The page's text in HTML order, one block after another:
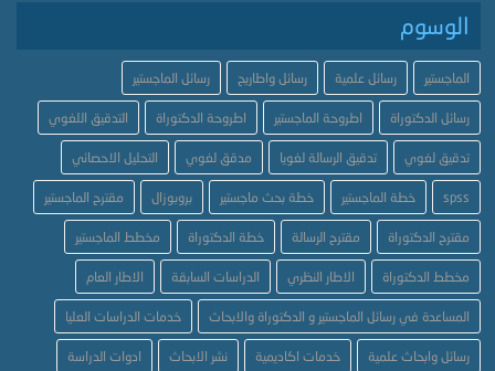
الوسوم
الماجستير رسائل علمية رسائل واطاريح رسائل الماجستير
رسائل الدكتوراة اطروحة الماجستير اطروحة الدكتوراة التدقيق اللغوي
تدقيق لغوي تدقيق الرسالة لغويا مدقق لغوي التحليل الاحصائي
spss خطة الماجستير خطة بحث ماجستير بروبوزال مقترح الماجستير
مقترح الدكتوراة مقترح الرسالة خطة الدكتوراة مخطط الماجستير
مخطط الدكتوراة الاطار النظري الدراسات السابقة الاطار العام
المساعدة في رسائل الماجستير و الدكتوراة والابحاث خدمات الدراسات العليا
رسائل وابحاث علمية خدمات اكاديمية نشر الابحاث ادوات الدراسة